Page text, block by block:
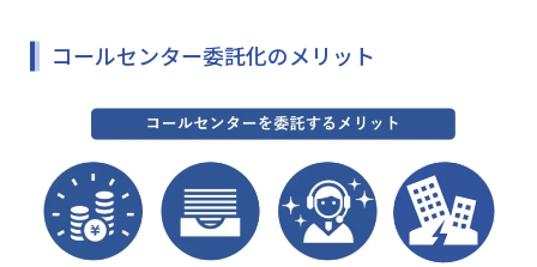
コールセンター委託化のメリット